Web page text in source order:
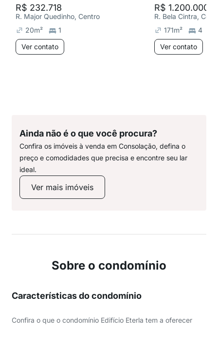
R$ 232.718
R. Major Quedinho, Centro
20m²
1
Ver contato
R$ 1.200.000
R. Bela Cintra,
171m²
4
Ver contato
Ainda não é o que você procura?
Confira os imóveis à venda em Consolação, defina o
preço e comodidades que precisa e encontre seu lar
ideal.
Ver mais imóveis
Sobre o condomínio
Características do condomínio
Confira o que o condomínio Edifício Eterla tem a oferecer